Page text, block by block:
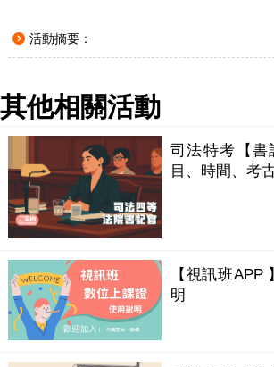
活動摘要：
其他相關活動
司法特考【書
目、時間、考
【視訊班APP
明